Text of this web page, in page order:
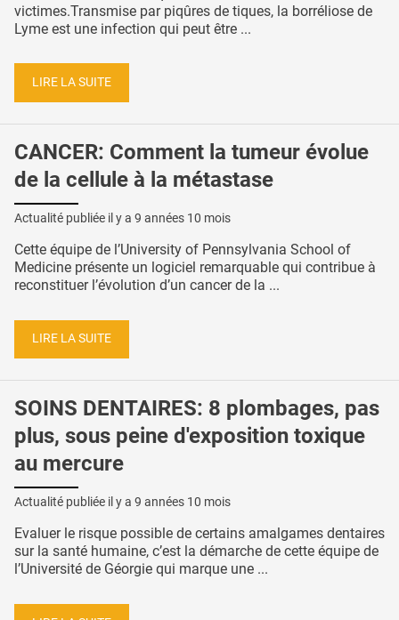
victimes.Transmise par piqûres de tiques, la borréliose de
Lyme est une infection qui peut être ...
LIRE LA SUITE
CANCER: Comment la tumeur évolue
de la cellule à la métastase
Actualité publiée il y a 9 années 10 mois
Cette équipe de l’University of Pennsylvania School of
Medicine présente un logiciel remarquable qui contribue à
reconstituer l’évolution d’un cancer de la ...
LIRE LA SUITE
SOINS DENTAIRES: 8 plombages, pas
plus, sous peine d'exposition toxique
au mercure
Actualité publiée il y a 9 années 10 mois
Evaluer le risque possible de certains amalgames dentaires
sur la santé humaine, c’est la démarche de cette équipe de
l’Université de Géorgie qui marque une ...